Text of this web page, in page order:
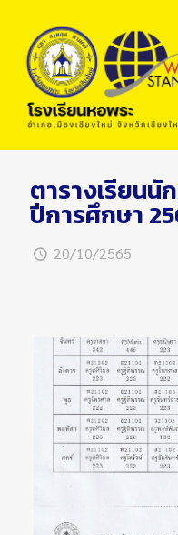
ตารางเรียนนั
ปีการศึกษา
20/10/2565